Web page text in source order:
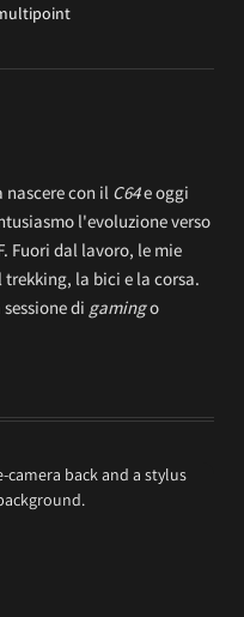
con il C64e oggi
l'evoluzione verso
Fuori dal lavoro, le mie
la bici e la corsa.
di gamingo